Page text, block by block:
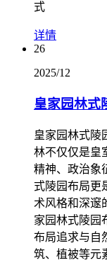
式
详情
26
2025/12
皇家园林式
皇家园林式陵
林不仅仅是皇
精神、政治象
式陵园布局更
术风格和深邃
家园林式陵园
布局追求与自
筑、植被等元